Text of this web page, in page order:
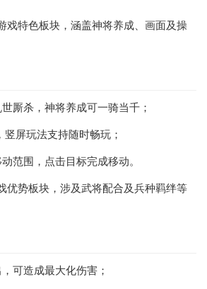
戏特色板块，涵盖神将养成、画面及操
厮杀，神将养成可一骑当千；
屏玩法支持随时畅玩；
范围，点击目标完成移动。
优势板块，涉及武将配合及兵种羁绊等
可造成最大化伤害；